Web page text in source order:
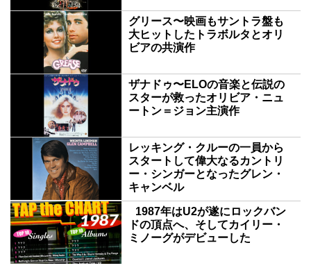
グリース〜映画もサントラ盤も
大ヒットしたトラボルタとオリ
ビアの共演作
ザナドゥ〜ELOの音楽と伝説の
スターが救ったオリビア・ニュ
ートン＝ジョン主演作
レッキング・クルーの一員から
スタートして偉大なるカントリ
ー・シンガーとなったグレン・
キャンベル
1987年はU2が遂にロックバン
ドの頂点へ、そしてカイリー・
ミノーグがデビューした